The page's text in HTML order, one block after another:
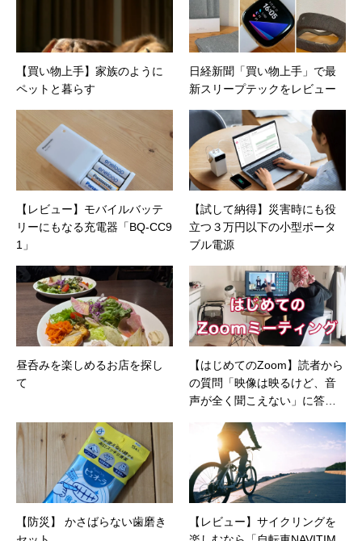
【買い物上手】家族のように
ペットと暮らす
日経新聞「買い物上手」で最
新スリープテックをレビュー
【レビュー】モバイルバッテ
リーにもなる充電器「BQ-CC9
1」
【試して納得】災害時にも役
立つ３万円以下の小型ポータ
ブル電源
昼呑みを楽しめるお店を探し
て
【はじめてのZoom】読者から
の質問「映像は映るけど、音
声が全く聞こえない」に答え
【防災】 かさばらない歯磨き
【レビュー】サイクリングを